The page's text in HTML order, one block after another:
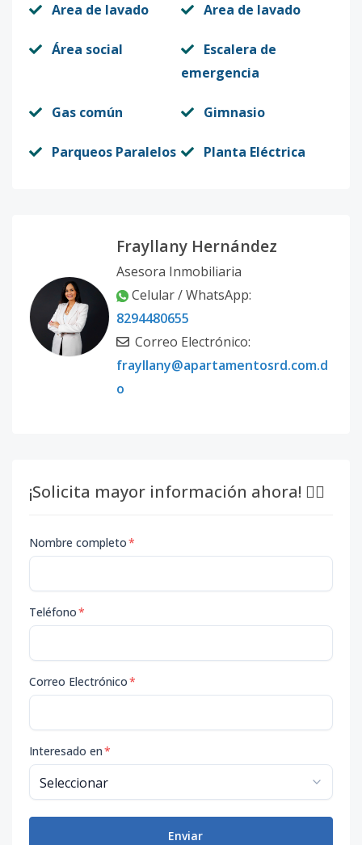
Area de lavado Area de lavado
Área social
Escalera de
emergencia
Gas común Gimnasio
Parqueos Paralelos Planta Eléctrica
Frayllany Hernández
Asesora Inmobiliaria
Celular / WhatsApp:
8294480655
Correo Electrónico:
frayllany@apartamentosrd.com.d
o
¡Solicita mayor información ahora! 👇🏽
Nombre completo*
Teléfono*
Correo Electrónico*
Interesado en*
Enviar